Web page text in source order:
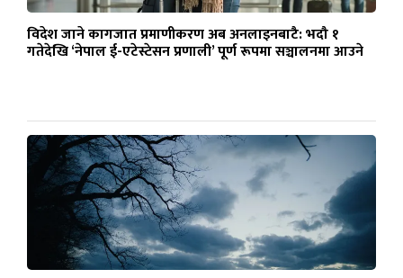
विदेश जाने कागजात प्रमाणीकरण अब अनलाइनबाटै: भदौ १
गतेदेखि ‘नेपाल ई-एटेस्टेसन प्रणाली’ पूर्ण रूपमा सञ्चालनमा आउने